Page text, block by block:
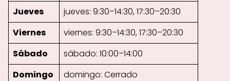
Jueves
jueves: 9:30–14:30, 17:30–20:30
Viernes
viernes: 9:30–14:30, 17:30–20:30
Sábado
sábado: 10:00–14:00
Domingo
domingo: Cerrado